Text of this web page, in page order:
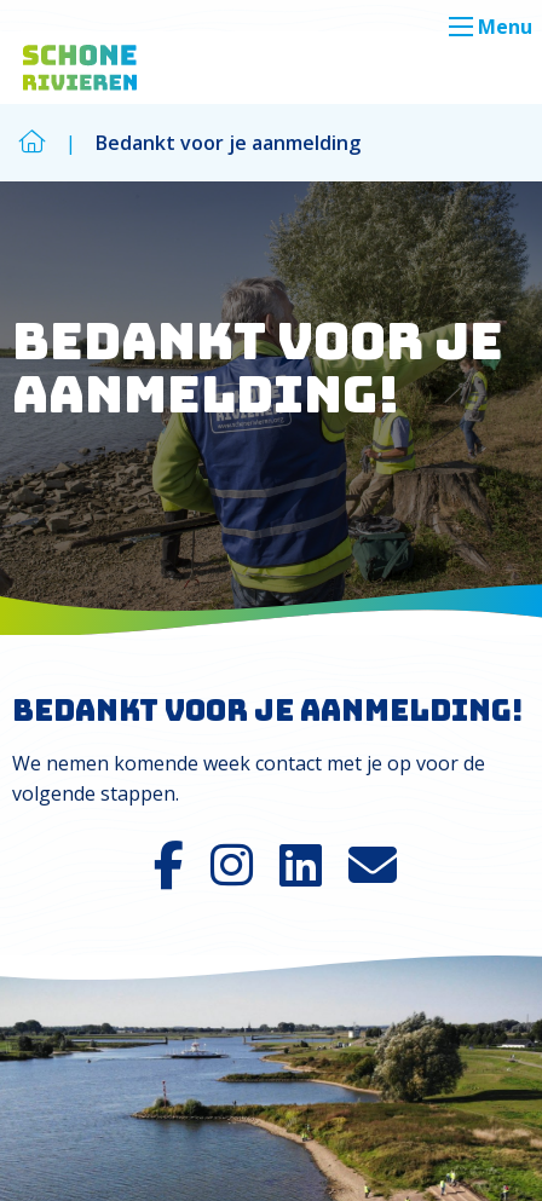
Menu
| Bedankt voor je aanmelding
Bedankt voor je
aanmelding!
Bedankt voor je aanmelding!
We nemen komende week contact met je op voor de
volgende stappen.